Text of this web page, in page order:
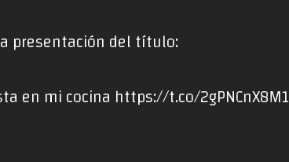
presentación del título:
en mi cocina https://t.co/2gPNCnX8M1